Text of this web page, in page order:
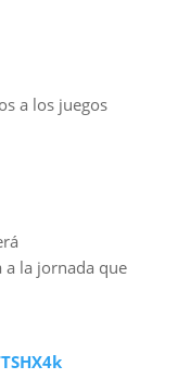
a los juegos
a la jornada que